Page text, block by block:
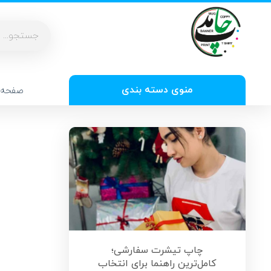
منوی دسته بندی
چاپ تیشرت سفارشی؛
کامل‌ترین راهنما برای انتخاب